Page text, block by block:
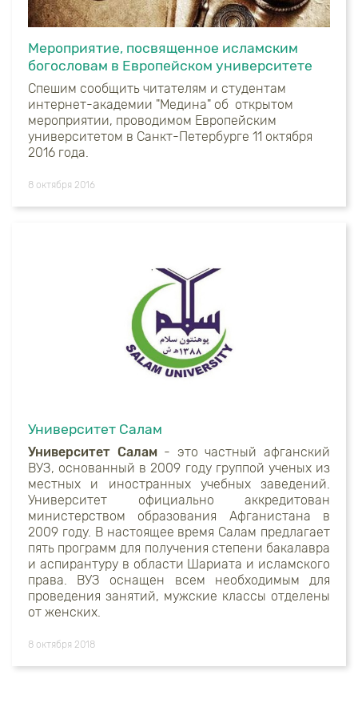
Мероприятие, посвященное исламским
богословам в Европейском университете
Спешим сообщить читателям и студентам
интернет-академии "Медина" об открытом
мероприятии, проводимом Европейским
университетом в Санкт-Петербурге 11 октября
2016 года.
8 октября 2016
Университет Салам
Университет Салам- это частный афганский
ВУЗ, основанный в 2009 году группой ученых из
местных и иностранных учебных заведений.
Университет официально аккредитован
министерством образования Афганистана в
2009 году. В настоящее время Салам предлагает
пять программ для получения степени бакалавра
и аспирантуру в области Шариата и исламского
права. ВУЗ оснащен всем необходимым для
проведения занятий, мужские классы отделены
от женских.
8 октября 2018